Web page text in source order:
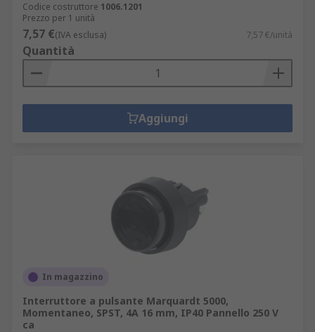
Codice costruttore 1006.1201
Prezzo per 1 unità
7,57 €(IVA esclusa) 7,57 €/unità
Quantità
Aggiungi
In magazzino
Interruttore a pulsante Marquardt 5000,
Momentaneo, SPST, 4A 16 mm, IP40 Pannello 250 V
ca